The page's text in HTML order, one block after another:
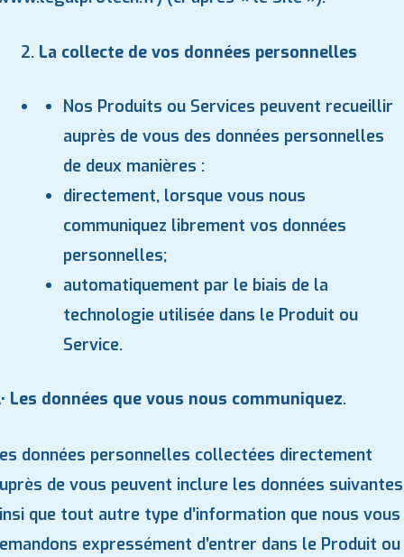
La collecte de vos données personnelles
Nos Produits ou Services peuvent recueillir
auprès de vous des données personnelles
de deux manières :
directement, lorsque vous nous
communiquez librement vos données
personnelles;
automatiquement par le biais de la
technologie utilisée dans le Produit ou
Service.
Les données que vous nous communiquez.
données personnelles collectées directement
de vous peuvent inclure les données suivantes
que tout autre type d’information que nous vous
expressément d’entrer dans le Produit ou